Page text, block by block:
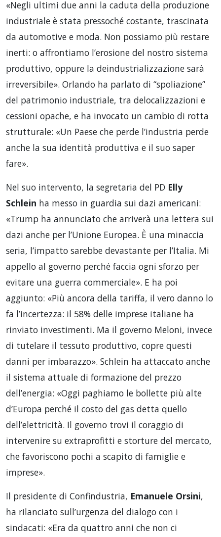
«Negli ultimi due anni la caduta della produzione
industriale è stata pressoché costante, trascinata
da automotive e moda. Non possiamo più restare
inerti: o affrontiamo l’erosione del nostro sistema
produttivo, oppure la deindustrializzazione sarà
irreversibile». Orlando ha parlato di “spoliazione”
del patrimonio industriale, tra delocalizzazioni e
cessioni opache, e ha invocato un cambio di rotta
strutturale: «Un Paese che perde l’industria perde
anche la sua identità produttiva e il suo saper
fare».
Nel suo intervento, la segretaria del PD Elly
Schlein ha messo in guardia sui dazi americani:
«Trump ha annunciato che arriverà una lettera sui
dazi anche per l’Unione Europea. È una minaccia
seria, l’impatto sarebbe devastante per l’Italia. Mi
appello al governo perché faccia ogni sforzo per
evitare una guerra commerciale». E ha poi
aggiunto: «Più ancora della tariffa, il vero danno lo
fa l’incertezza: il 58% delle imprese italiane ha
rinviato investimenti. Ma il governo Meloni, invece
di tutelare il tessuto produttivo, copre questi
danni per imbarazzo». Schlein ha attaccato anche
il sistema attuale di formazione del prezzo
dell’energia: «Oggi paghiamo le bollette più alte
d’Europa perché il costo del gas detta quello
dell’elettricità. Il governo trovi il coraggio di
intervenire su extraprofitti e storture del mercato,
che favoriscono pochi a scapito di famiglie e
imprese».
Il presidente di Confindustria, Emanuele Orsini,
ha rilanciato sull’urgenza del dialogo con i
sindacati: «Era da quattro anni che non ci